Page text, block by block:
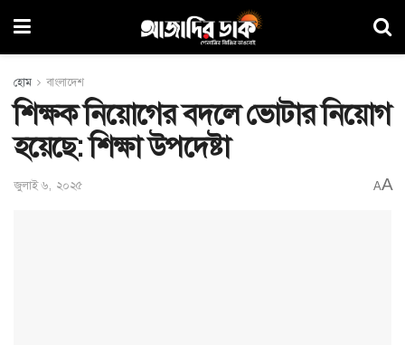
হোম বাংলাদেশ
শিক্ষক নিয়োগের বদলে ভোটার নিয়োগ
হয়েছে: শিক্ষা উপদেষ্টা
জুলাই ৬, ২০২৫ AA